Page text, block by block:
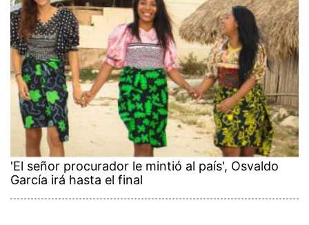
'El señor procurador le mintió al país', Osvaldo
García irá hasta el final